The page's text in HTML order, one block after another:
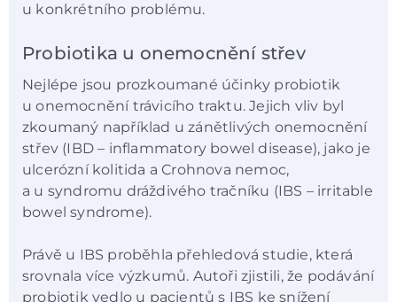
u konkrétního problému.
Probiotika u onemocnění střev
Nejlépe jsou prozkoumané účinky probiotik
u onemocnění trávicího traktu. Jejich vliv byl
zkoumaný například u zánětlivých onemocnění
střev (IBD – inflammatory bowel disease), jako je
ulcerózní kolitida a Crohnova nemoc,
a u syndromu dráždivého tračníku (IBS – irritable
bowel syndrome).
Právě u IBS proběhla přehledová studie, která
srovnala více výzkumů. Autoři zjistili, že podávání
probiotik vedlo u pacientů s IBS ke snížení